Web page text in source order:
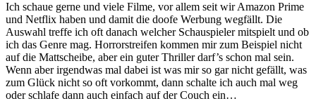
Ich schaue gerne und viele Filme, vor allem seit wir Amazon Prime
und Netflix haben und damit die doofe Werbung wegfällt. Die
Auswahl treffe ich oft danach welcher Schauspieler mitspielt und ob
ich das Genre mag. Horrorstreifen kommen mir zum Beispiel nicht
auf die Mattscheibe, aber ein guter Thriller darf’s schon mal sein.
Wenn aber irgendwas mal dabei ist was mir so gar nicht gefällt, was
zum Glück nicht so oft vorkommt, dann schalte ich auch mal weg
oder schlafe dann auch einfach auf der Couch ein…